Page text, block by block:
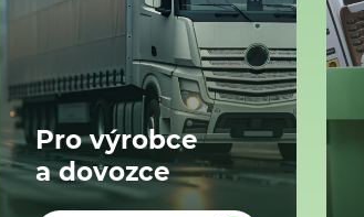
Pro výrobce
a dovozce